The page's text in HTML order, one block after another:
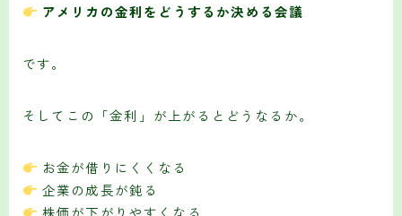
アメリカの金利をどうするか決める会議
です。
そしてこの「金利」が上がるとどうなるか。
お金が借りにくくなる
企業の成長が鈍る
株価が下がりやすくなる